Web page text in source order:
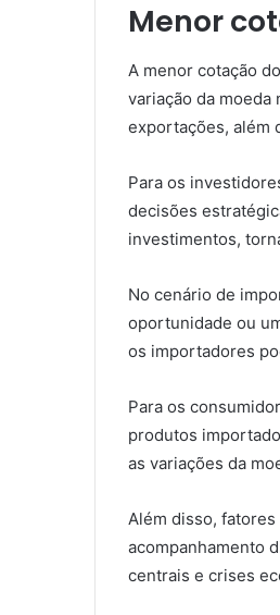
Menor
A menor cotação
variação da
exportações, além
Para os
decisões
investimentos,
No cenário de
oportunidade ou
os importadores
Para os
produtos
as variações da
Além disso,
acompanhamento
centrais e crises